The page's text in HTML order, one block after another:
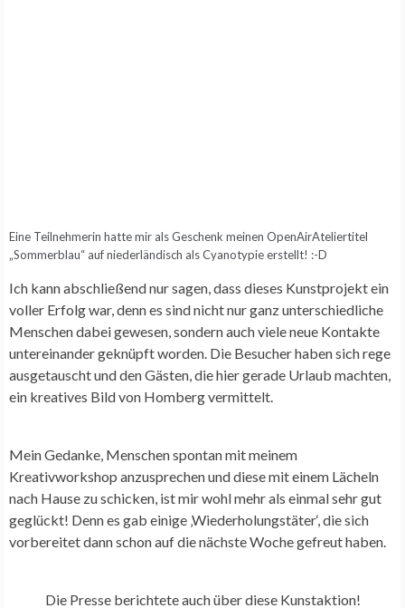
Eine Teilnehmerin hatte mir als Geschenk meinen OpenAirAteliertitel
„Sommerblau“ auf niederländisch als Cyanotypie erstellt! :-D
Ich kann abschließend nur sagen, dass dieses Kunstprojekt ein
voller Erfolg war, denn es sind nicht nur ganz unterschiedliche
Menschen dabei gewesen, sondern auch viele neue Kontakte
untereinander geknüpft worden. Die Besucher haben sich rege
ausgetauscht und den Gästen, die hier gerade Urlaub machten,
ein kreatives Bild von Homberg vermittelt.
Mein Gedanke, Menschen spontan mit meinem
Kreativworkshop anzusprechen und diese mit einem Lächeln
nach Hause zu schicken, ist mir wohl mehr als einmal sehr gut
geglückt! Denn es gab einige ‚Wiederholungstäter‘, die sich
vorbereitet dann schon auf die nächste Woche gefreut haben.
Die Presse berichtete auch über diese Kunstaktion!